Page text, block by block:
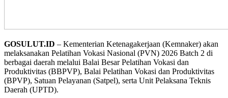
GOSULUT.ID – Kementerian Ketenagakerjaan (Kemnaker) akan
melaksanakan Pelatihan Vokasi Nasional (PVN) 2026 Batch 2 di
berbagai daerah melalui Balai Besar Pelatihan Vokasi dan
Produktivitas (BBPVP), Balai Pelatihan Vokasi dan Produktivitas
(BPVP), Satuan Pelayanan (Satpel), serta Unit Pelaksana Teknis
Daerah (UPTD).